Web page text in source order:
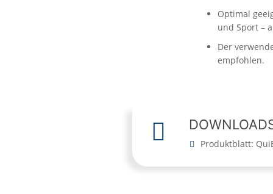
Optimal
und Sport –
Der
empfohlen.
Produktblatt: